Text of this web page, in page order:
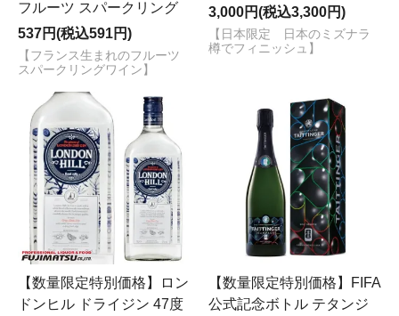
フルーツ スパークリング
537円(税込591円)
【フランス生まれのフルーツ
スパークリングワイン】
3,000円(税込3,300円)
【日本限定 日本のミズナラ
樽でフィニッシュ】
【数量限定特別価格】ロン
ドンヒル ドライジン 47度
【数量限定特別価格】FIFA
公式記念ボトル テタンジ